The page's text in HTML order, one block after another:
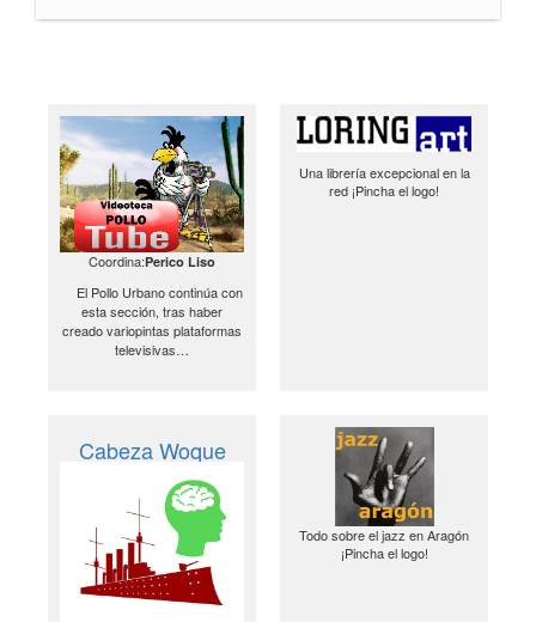
Coordina:Perico Liso
El Pollo Urbano continúa con
esta sección, tras haber
creado variopintas plataformas
televisivas…
Una librería excepcional en la
red ¡Pincha el logo!
Cabeza Woque
Todo sobre el jazz en Aragón
¡Pincha el logo!